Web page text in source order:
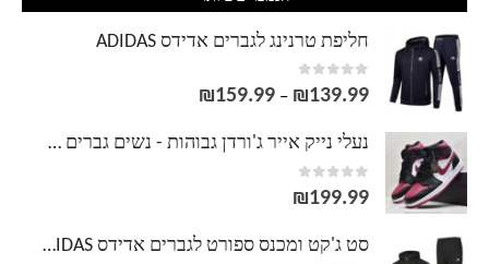
חליפת טרנינג לגברים אדידס ADIDAS
0
out of 5
₪139.99
–
₪159.99
נעלי נייק אייר ג'ורדן גבוהות - נשים גברים NIKE AIR JORDAN
0
out of 5
₪199.99
סט ג'קט ומכנס ספורט לגברים אדידס ADIDAS